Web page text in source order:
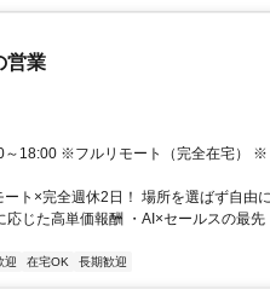
営業
～18:00 ※フルリモート（完全在宅） ※
ト×完全週休2日！ 場所を選ばず自由に
じた高単価報酬 ・AI×セールスの最先
迎 在宅OK 長期歓迎